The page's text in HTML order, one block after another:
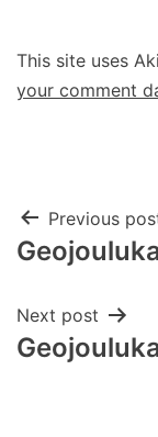
This site uses
your comment
Post
Previous
Next post